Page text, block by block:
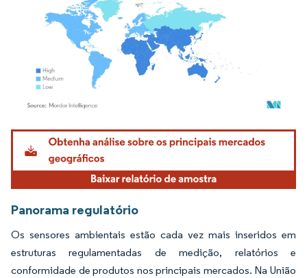
Imagem © Mordor Intelligence. O reuso requer atribuição conforme CC BY 4.0.
Panorama regulatório
Os sensores ambientais estão cada vez mais inseridos em
estruturas regulamentadas de medição, relatórios e
conformidade de produtos nos principais mercados. Na União